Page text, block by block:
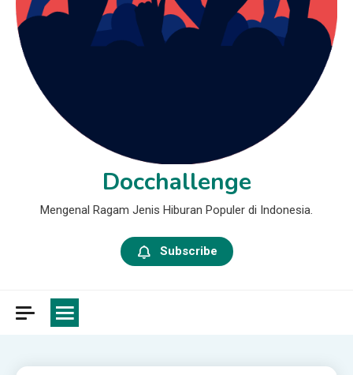
Docchallenge
Mengenal Ragam Jenis Hiburan Populer di Indonesia.
Subscribe